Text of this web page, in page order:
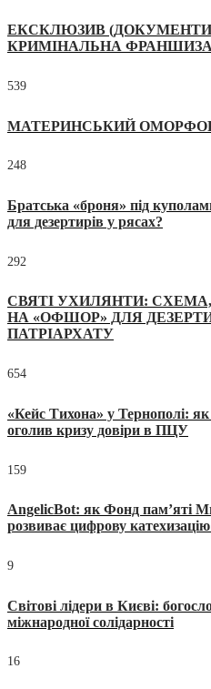
ЕКСКЛЮЗИВ
КРИМІНАЛЬНА
539
МАТЕРИНСЬКИЙ ОМОРФОР
248
Братська «броня» під
для дезертирів у рясах?
292
СВЯТІ УХИЛЯНТИ:
НА «ОФШОР» ДЛЯ
ПАТРІАРХАТУ
654
«Кейс Тихона» у Тернополі:
оголив кризу довіри в ПЦУ
159
AngelicBot: як Фонд пам’яті
розвиває цифрову катехизацію
9
Світові лідери в Києві:
міжнародної солідарності
16